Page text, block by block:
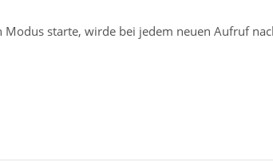
Modus starte, wirde bei jedem neuen Aufruf